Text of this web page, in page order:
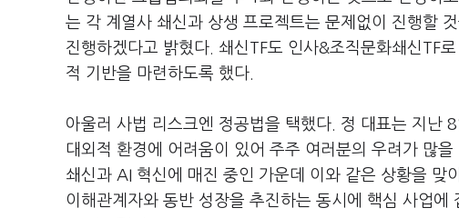
는 각 계열사 쇄신과 상생 프로젝트는 문제없이 진행할
진행하겠다고 밝혔다. 쇄신TF도 인사&조직문화쇄신TF
적 기반을 마련하도록 했다.
아울러 사법 리스크엔 정공법을 택했다. 정 대표는 지난
대외적 환경에 어려움이 있어 주주 여러분의 우려가 많
쇄신과 AI 혁신에 매진 중인 가운데 이와 같은 상황을
이해관계자와 동반 성장을 추진하는 동시에 핵심 사업